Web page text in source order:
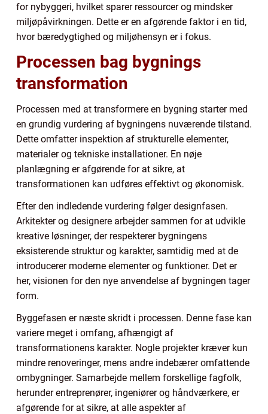
for nybyggeri, hvilket sparer ressourcer og mindsker
miljøpåvirkningen. Dette er en afgørende faktor i en tid,
hvor bæredygtighed og miljøhensyn er i fokus.
Processen bag bygnings
transformation
Processen med at transformere en bygning starter med
en grundig vurdering af bygningens nuværende tilstand.
Dette omfatter inspektion af strukturelle elementer,
materialer og tekniske installationer. En nøje
planlægning er afgørende for at sikre, at
transformationen kan udføres effektivt og økonomisk.
Efter den indledende vurdering følger designfasen.
Arkitekter og designere arbejder sammen for at udvikle
kreative løsninger, der respekterer bygningens
eksisterende struktur og karakter, samtidig med at de
introducerer moderne elementer og funktioner. Det er
her, visionen for den nye anvendelse af bygningen tager
form.
Byggefasen er næste skridt i processen. Denne fase kan
variere meget i omfang, afhængigt af
transformationens karakter. Nogle projekter kræver kun
mindre renoveringer, mens andre indebærer omfattende
ombygninger. Samarbejde mellem forskellige fagfolk,
herunder entreprenører, ingeniører og håndværkere, er
afgørende for at sikre, at alle aspekter af